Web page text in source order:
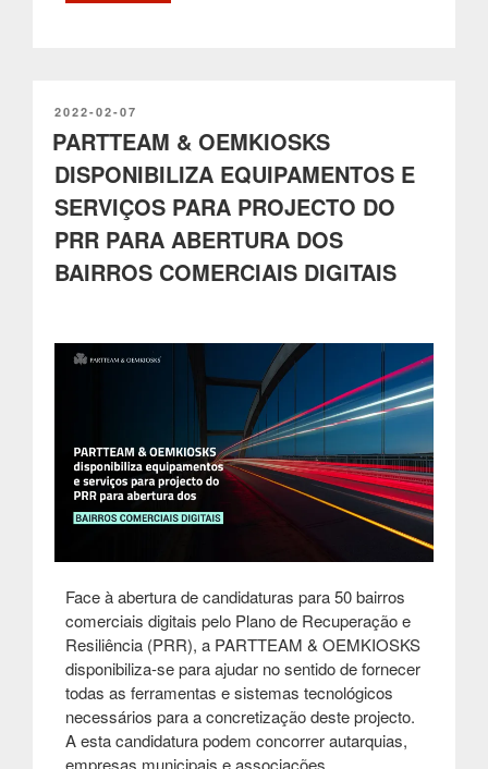
futuro
das
smart
cities”
PUBLICADO
EM
2022-02-07
PARTTEAM & OEMKIOSKS
DISPONIBILIZA EQUIPAMENTOS E
SERVIÇOS PARA PROJECTO DO
PRR PARA ABERTURA DOS
BAIRROS COMERCIAIS DIGITAIS
Face à abertura de candidaturas para 50 bairros
comerciais digitais pelo Plano de Recuperação e
Resiliência (PRR), a PARTTEAM & OEMKIOSKS
disponibiliza-se para ajudar no sentido de fornecer
todas as ferramentas e sistemas tecnológicos
necessários para a concretização deste projecto.
A esta candidatura podem concorrer autarquias,
empresas municipais e associações